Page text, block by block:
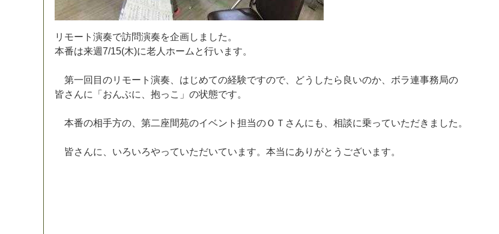
リ モー ト 演奏で訪問演奏を企画し ま した 。
本番は来週7/15(木)に老 人 ホー ム と行い ま す。
第一回 目 のリ モー ト 演奏 は じめての経験ですので どう した ら 良 いのか ボラ連事務局の
皆さ んに 「 おんぶに 抱っ こ 」 の状態です。
本番の相手方の 第二 座間苑のイベン ト 担当のＯ Ｔ さ んに も 相談に乗っていただき ま した 。
皆さ んに いろいろやっていただいてい ま す。 本当にあ り がと う ござい ま す。